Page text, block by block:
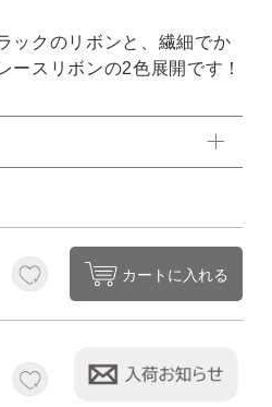
ックのリボンと、繊細でか
ースリボンの2色展開です！
カートに入れる